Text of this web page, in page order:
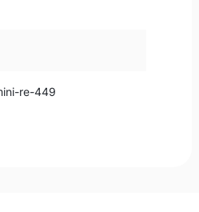
re-449